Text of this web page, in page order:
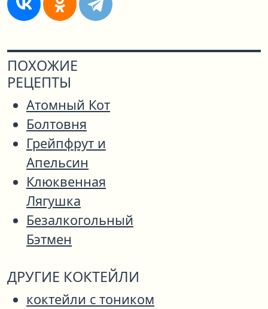
ПОХОЖИЕ
РЕЦЕПТЫ
Атомный Кот
Болтовня
Грейпфрут и
Апельсин
Клюквенная
Лягушка
Безалкогольный
Бэтмен
ДРУГИЕ КОКТЕЙЛИ
коктейли с тоником